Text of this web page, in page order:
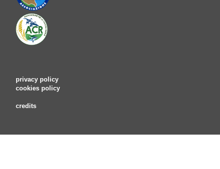
privacy policy
cookies policy
credits